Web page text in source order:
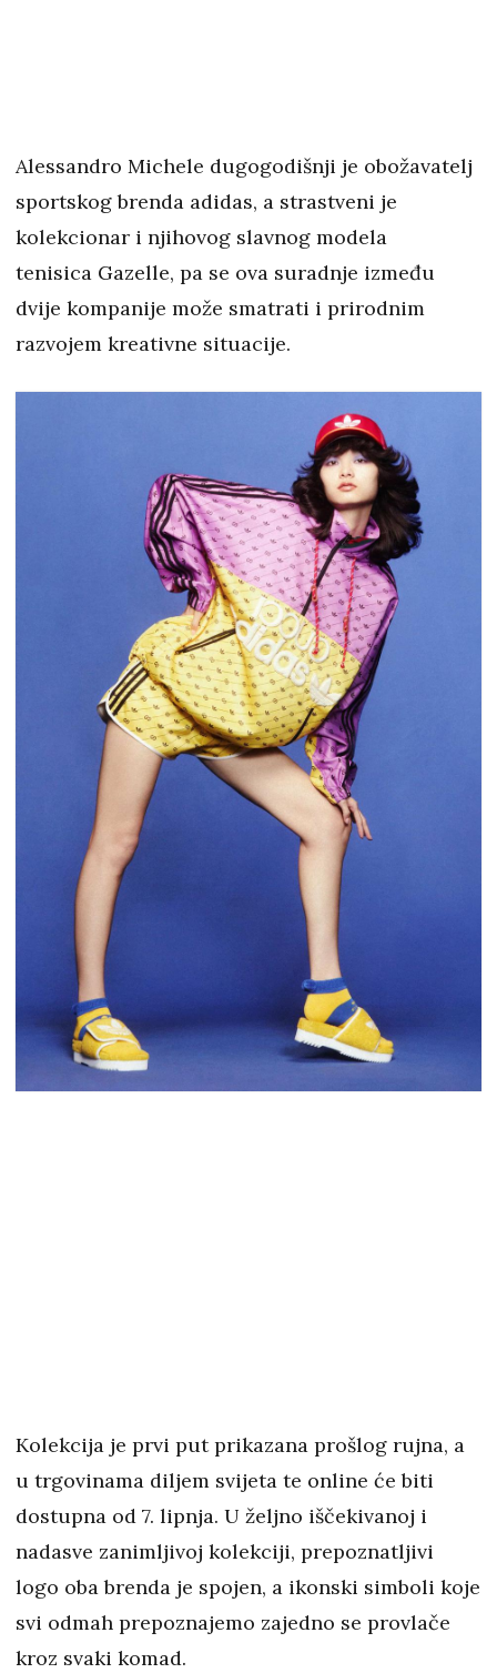
Alessandro Michele dugogodišnji je obožavatelj
sportskog brenda adidas, a strastveni je
kolekcionar i njihovog slavnog modela
tenisica Gazelle, pa se ova suradnje između
dvije kompanije može smatrati i prirodnim
razvojem kreativne situacije.
Kolekcija je prvi put prikazana prošlog rujna, a
u trgovinama diljem svijeta te online će biti
dostupna od 7. lipnja. U željno iščekivanoj i
nadasve zanimljivoj kolekciji, prepoznatljivi
logo oba brenda je spojen, a ikonski simboli koje
svi odmah prepoznajemo zajedno se provlače
kroz svaki komad.